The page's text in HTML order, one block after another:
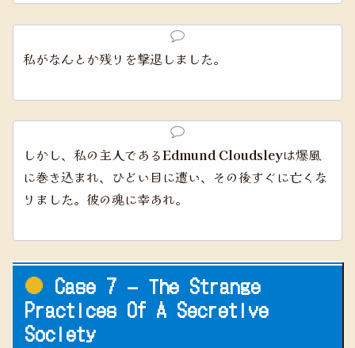
私がなんとか残りを撃退しました。
しかし、私の主人であるEdmund Cloudsleyは爆風
に巻き込まれ、ひどい目に遭い、その後すぐに亡くな
りました。彼の魂に幸あれ。
Case 7 – The Strange
Practices Of A Secretive
Society